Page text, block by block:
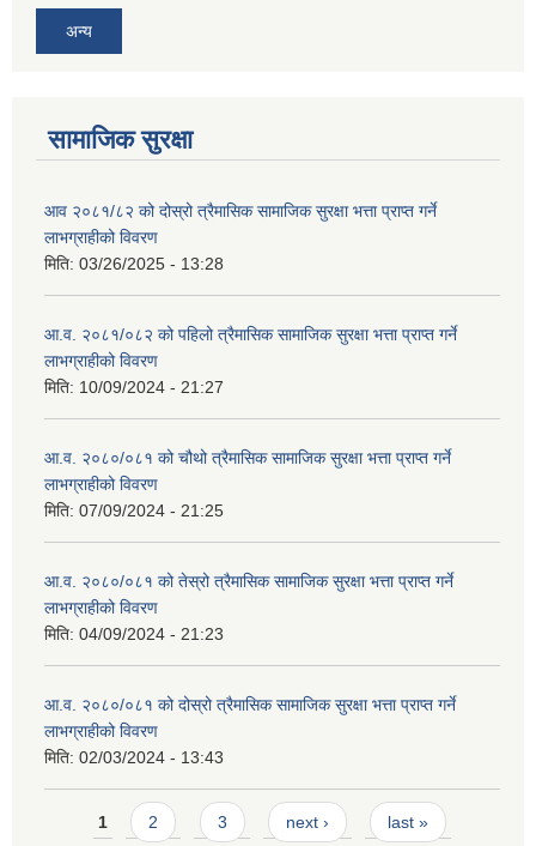
अन्य
सामाजिक सुरक्षा
आव २०८१/८२ को दोस्रो त्रैमासिक सामाजिक सुरक्षा भत्ता प्राप्त गर्ने
लाभग्राहीको विवरण
मिति: 03/26/2025 - 13:28
आ.व. २०८१/०८२ को पहिलो त्रैमासिक सामाजिक सुरक्षा भत्ता प्राप्त गर्ने
लाभग्राहीको विवरण
मिति: 10/09/2024 - 21:27
आ.व. २०८०/०८१ को चौथो त्रैमासिक सामाजिक सुरक्षा भत्ता प्राप्त गर्ने
लाभग्राहीको विवरण
मिति: 07/09/2024 - 21:25
आ.व. २०८०/०८१ को तेस्रो त्रैमासिक सामाजिक सुरक्षा भत्ता प्राप्त गर्ने
लाभग्राहीको विवरण
मिति: 04/09/2024 - 21:23
आ.व. २०८०/०८१ को दोस्रो त्रैमासिक सामाजिक सुरक्षा भत्ता प्राप्त गर्ने
लाभग्राहीको विवरण
मिति: 02/03/2024 - 13:43
Pages
1 2 3 next › last »